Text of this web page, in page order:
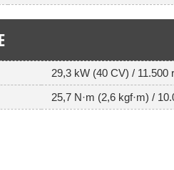
29,3 kW (40 CV) / 11.500
25,7 N·m (2,6 kgf·m) /